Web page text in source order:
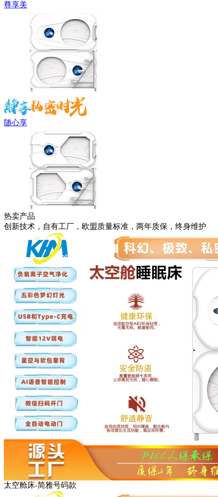
尊享美
随心享
热卖产品
创新技术，自有工厂，欧盟质量标准，两年质保，终身维护
太空舱床-简雅号码款